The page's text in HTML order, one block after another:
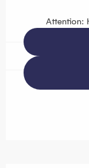
Attention: